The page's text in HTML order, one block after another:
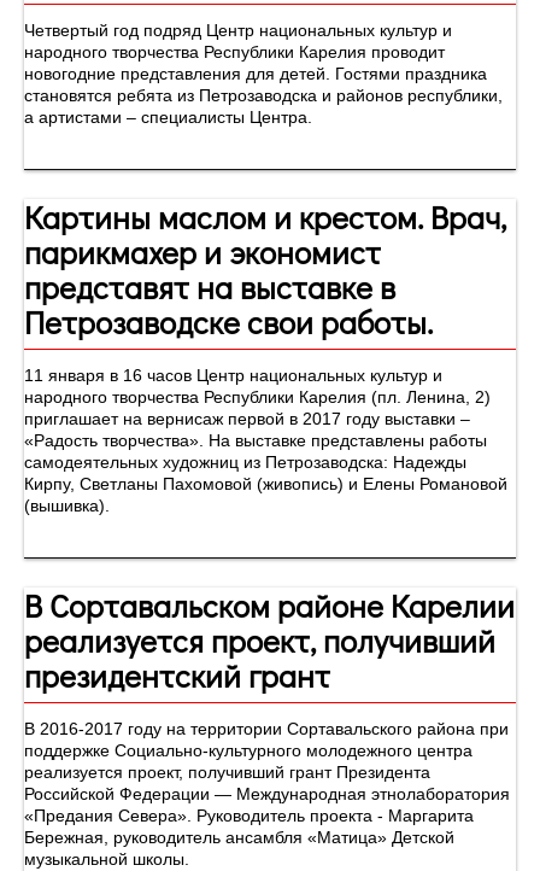
Четвертый год подряд Центр национальных культур и
народного творчества Республики Карелия проводит
новогодние представления для детей. Гостями праздника
становятся ребята из Петрозаводска и районов республики,
а артистами – специалисты Центра.
Картины маслом и крестом. Врач,
парикмахер и экономист
представят на выставке в
Петрозаводске свои работы.
11 января в 16 часов Центр национальных культур и
народного творчества Республики Карелия (пл. Ленина, 2)
приглашает на вернисаж первой в 2017 году выставки –
«Радость творчества». На выставке представлены работы
самодеятельных художниц из Петрозаводска: Надежды
Кирпу, Светланы Пахомовой (живопись) и Елены Романовой
(вышивка).
В Сортавальском районе Карелии
реализуется проект, получивший
президентский грант
В 2016-2017 году на территории Сортавальского района при
поддержке Социально-культурного молодежного центра
реализуется проект, получивший грант Президента
Российской Федерации — Международная этнолаборатория
«Предания Севера». Руководитель проекта - Маргарита
Бережная, руководитель ансамбля «Матица» Детской
музыкальной школы.